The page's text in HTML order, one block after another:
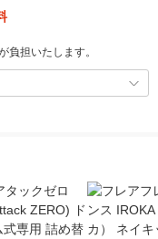
負担いたします。